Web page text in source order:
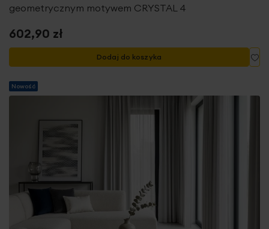
geometrycznym motywem CRYSTAL 4
602,90 zł
Dodaj do koszyka
Nowość